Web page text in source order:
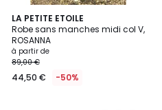
LA PETITE ETOILE
Robe sans manches midi col V,
ROSANNA
à partir de
89,00 €
44,50 € -50%
2
Couleurs